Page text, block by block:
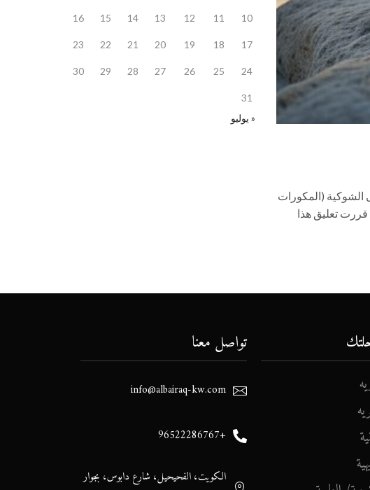
(المكورات
2025، إلا أن الجهات المختصة قررت تعليق هذا
10
11
12
13
14
15
16
17
18
19
20
21
22
23
24
25
26
27
28
29
30
31
« يوليو
تواصل معنا
info@albairaq-kw.com
+96522286767
الكويت، الفحيحيل، شارع دابوس، بجوار